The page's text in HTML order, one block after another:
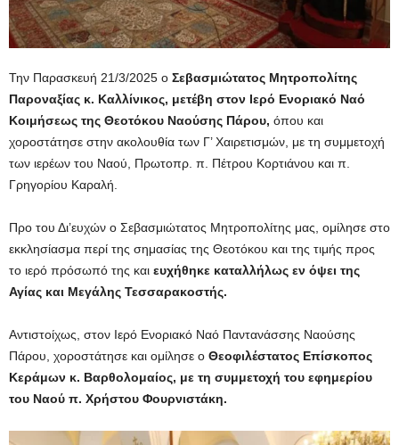
Την Παρασκευή 21/3/2025 ο Σεβασμιώτατος Μητροπολίτης
Παροναξίας κ. Καλλίνικος, μετέβη στον Ιερό Ενοριακό Ναό
Κοιμήσεως της Θεοτόκου Ναούσης Πάρου, όπου και
χοροστάτησε στην ακολουθία των Γ’ Χαιρετισμών, με τη συμμετοχή
των ιερέων του Ναού, Πρωτοπρ. π. Πέτρου Κορτιάνου και π.
Γρηγορίου Καραλή.
Προ του Δι’ευχών ο Σεβασμιώτατος Μητροπολίτης μας, ομίλησε στο
εκκλησίασμα περί της σημασίας της Θεοτόκου και της τιμής προς
το ιερό πρόσωπό της και ευχήθηκε καταλλήλως εν όψει της
Αγίας και Μεγάλης Τεσσαρακοστής.
Αντιστοίχως, στον Ιερό Ενοριακό Ναό Παντανάσσης Ναούσης
Πάρου, χοροστάτησε και ομίλησε ο Θεοφιλέστατος Επίσκοπος
Κεράμων κ. Βαρθολομαίος, με τη συμμετοχή του εφημερίου
του Ναού π. Χρήστου Φουρνιστάκη.